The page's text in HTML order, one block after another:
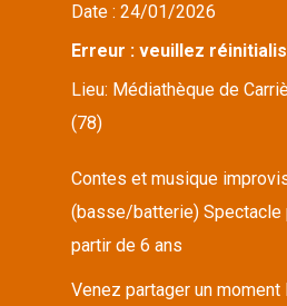
Date :24/01/2026
Erreur : veuillez
Lieu: Médiathèque de
(78)
Contes et musique
(basse/batterie) Spectacle
partir de 6 ans
Venez partager un moment